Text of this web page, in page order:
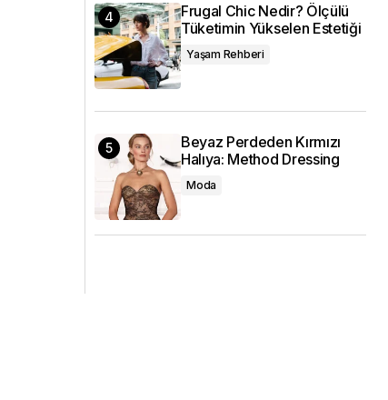
Frugal Chic Nedir? Ölçülü
Tüketimin Yükselen Estetiği
Yaşam Rehberi
Beyaz Perdeden Kırmızı
Halıya: Method Dressing
Moda